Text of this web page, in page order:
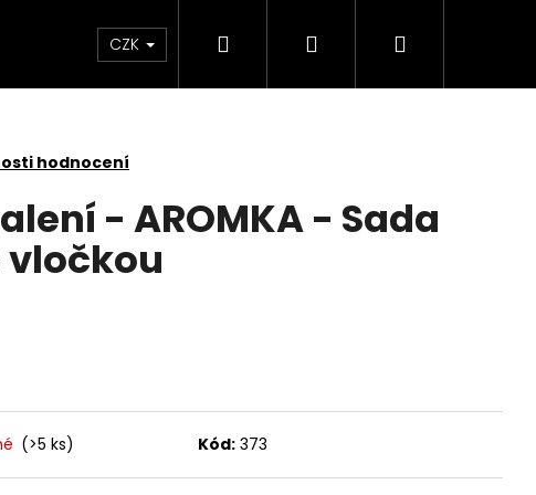
KONTAKTY
CZK Hledat PřihlášeníNákupní
hodnocení
- AROMKA - Sada
(>5 ks) Kód: 373